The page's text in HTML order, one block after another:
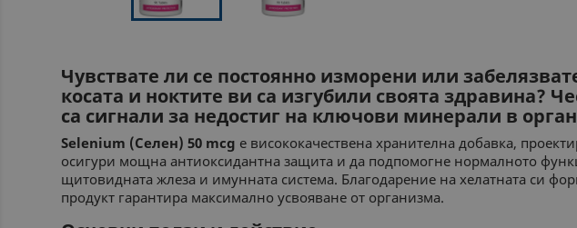
Чувствате ли се постоянно изморени или
косата и ноктите ви са изгубили своята здравина?
са сигнали за недостиг на ключови минерали в
Selenium (Селен) 50 mcg е висококачествена хранителна добавка,
осигури мощна антиоксидантна защита и да подпомогне нормалното
щитовидната жлеза и имунната система. Благодарение на хелатната си
продукт гарантира максимално усвояване от организма.